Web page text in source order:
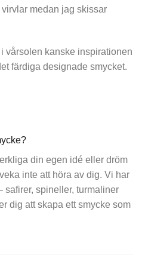
medan jag skissar
vårsolen kanske inspirationen
färdiga designade smycket.
din egen idé eller dröm
inte att höra av dig. Vi har
safirer, spineller, turmaliner
dig att skapa ett smycke som